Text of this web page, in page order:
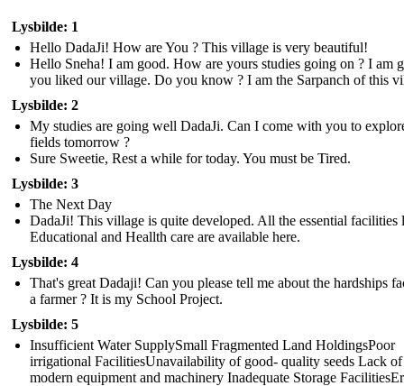
Lysbilde: 1
Hello DadaJi! How are You ? This village is very beautiful!
Hello Sneha! I am good. How are yours studies going on ? I am
you liked our village. Do you know ? I am the Sarpanch of this
Lysbilde: 2
My studies are going well DadaJi. Can I come with you to
fields tomorrow ?
Sure Sweetie, Rest a while for today. You must be Tired.
Lysbilde: 3
The Next Day
DadaJi! This village is quite developed. All the essential facilities
Educational and Heallth care are available here.
Lysbilde: 4
That's great Dadaji! Can you please tell me about the hardships
a farmer ? It is my School Project.
Lysbilde: 5
Insufficient Water SupplySmall Fragmented Land HoldingsPoor
irrigational FacilitiesUnavailability of good- quality seeds Lack of
modern equipment and machinery Inadequate Storage